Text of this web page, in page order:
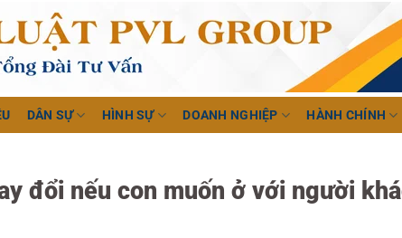
DÂN SỰ HÌNH SỰ DOANH NGHIỆP HÀNH CHÍNH
đổi nếu con muốn ở với người